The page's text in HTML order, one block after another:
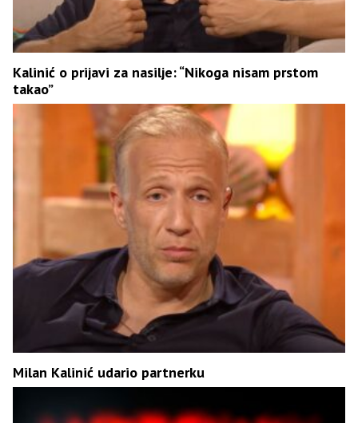
Kalinić o prijavi za nasilje: “Nikoga nisam prstom
takao”
Milan Kalinić udario partnerku